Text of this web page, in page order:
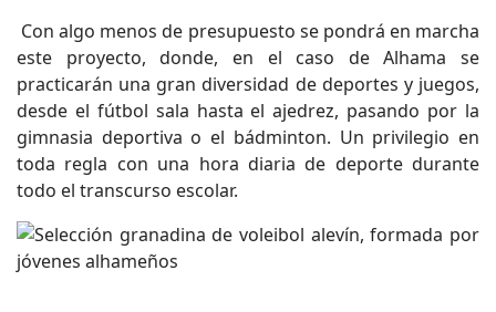
Con algo menos de presupuesto se pondrá en marcha
este proyecto, donde, en el caso de Alhama se
practicarán una gran diversidad de deportes y juegos,
desde el fútbol sala hasta el ajedrez, pasando por la
gimnasia deportiva o el bádminton. Un privilegio en
toda regla con una hora diaria de deporte durante
todo el transcurso escolar.